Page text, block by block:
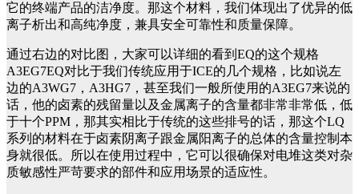
它的终端产品的洁净度。那这个材料，我们体现出了优异的低
离子析出和高纯净度，兼具安全可靠性和质量保障。
通过右边的对比图，大家可以详细的看到EQ的这个规格
A3EG7EQ对比于我们传统应用于ICE的几个规格，比如说左
边的A3WG7，A3HG7，甚至我们一般所使用的A3EG7来说的
话，他的卤素的残留量以及金属离子的含量都非常非常低，低
于十个PPM，那其实相比于传统的这些排号的话，那这个LQ
系列的材料在于卤素阴离子跟金属阳离子的总体的含量控制本
身就很低。所以在使用过程中，它可以很确保对电堆这类对杂
质敏感性严苛要求的部件和应用场景的适应性。